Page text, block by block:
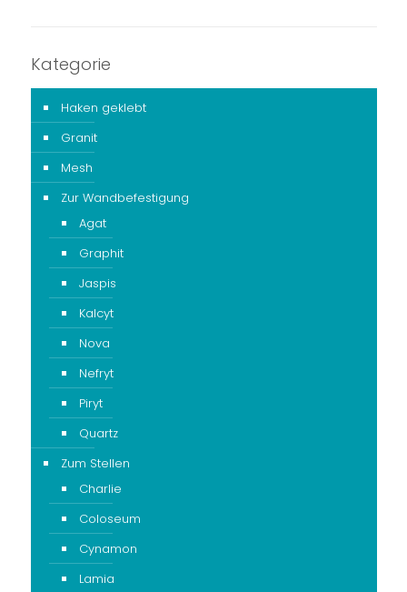
Kategorie
Haken geklebt
Granit
Mesh
Zur Wandbefestigung
Agat
Graphit
Jaspis
Kalcyt
Nova
Nefryt
Piryt
Quartz
Zum Stellen
Charlie
Coloseum
Cynamon
Lamia